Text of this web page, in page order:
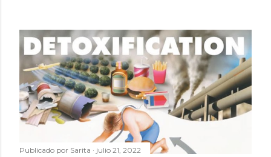
Publicado por Sarita julio 21, 2022